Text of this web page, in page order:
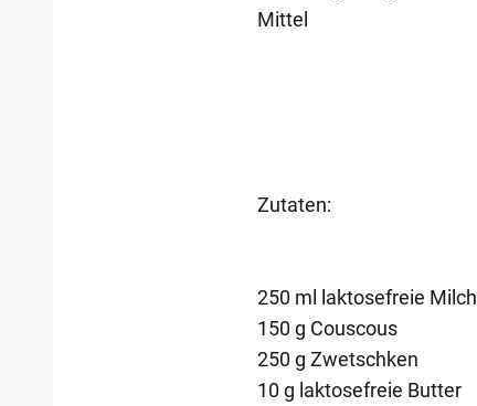
Mittel
Zutaten:
250 ml laktosefreie Milch
150 g Couscous
250 g Zwetschken
10 g laktosefreie Butter